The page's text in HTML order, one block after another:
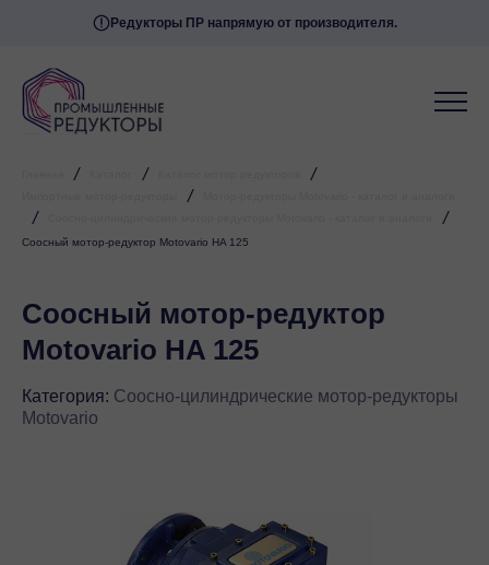
Редукторы ПР напрямую от производителя.
/ / /
/
/ /
Соосный мотор-редуктор Motovario HA 125
Соосный мотор-редуктор
Motovario HA 125
Категория: Соосно-цилиндрические мотор-редукторы
Motovario